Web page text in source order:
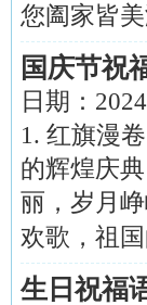
您阖家皆
国庆节祝
日期：
1. 红旗漫
的辉煌庆
丽，岁月
欢歌，祖
生日祝福